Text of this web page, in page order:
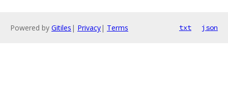
Powered by Gitiles | Privacy| Terms txt json